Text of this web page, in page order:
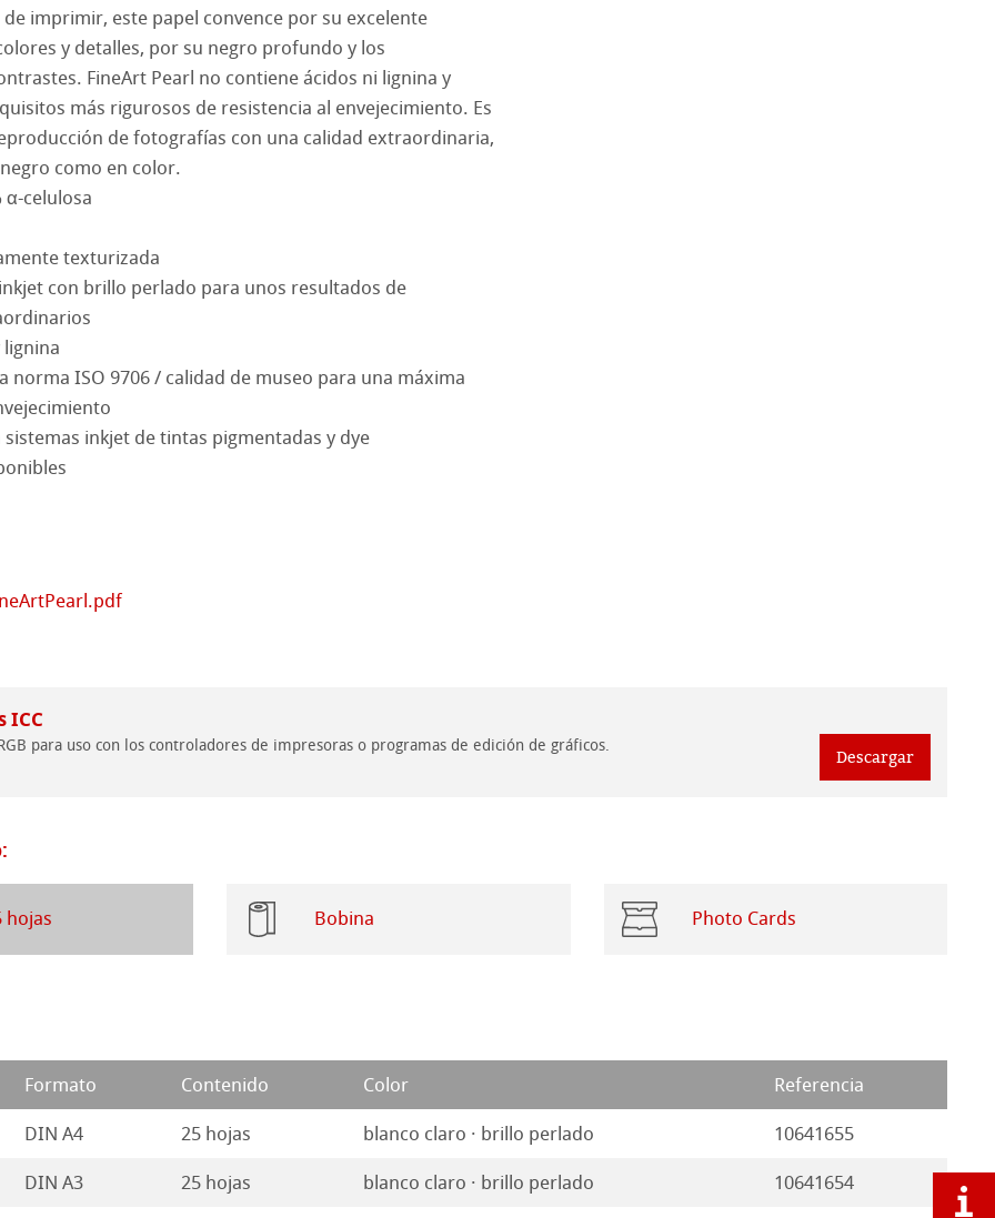
ICC
Program
Albums
FineArt
Rag
de Hahnemuehle
con lápiz
y Acrílico
Stella
imprimir, este papel convence por su excelente
y detalles, por su negro profundo y los
FineArt Pearl no contiene ácidos ni lignina y
más rigurosos de resistencia al envejecimiento. Es
de fotografías con una calidad extraordinaria,
como en color.
α-celulosa
texturizada
con brillo perlado para unos resultados de
lignina
norma ISO 9706 / calidad de museo para una máxima
inkjet de tintas pigmentadas y dye
ICC
Descargar
para uso con los controladores de impresoras o programas de edición de gráficos.
hojas Bobina Photo Cards
Formato Contenido Color Referencia
DIN A4 25 hojas blanco claro · brillo perlado 10641655
DIN A3 25 hojas blanco claro · brillo perlado 10641654